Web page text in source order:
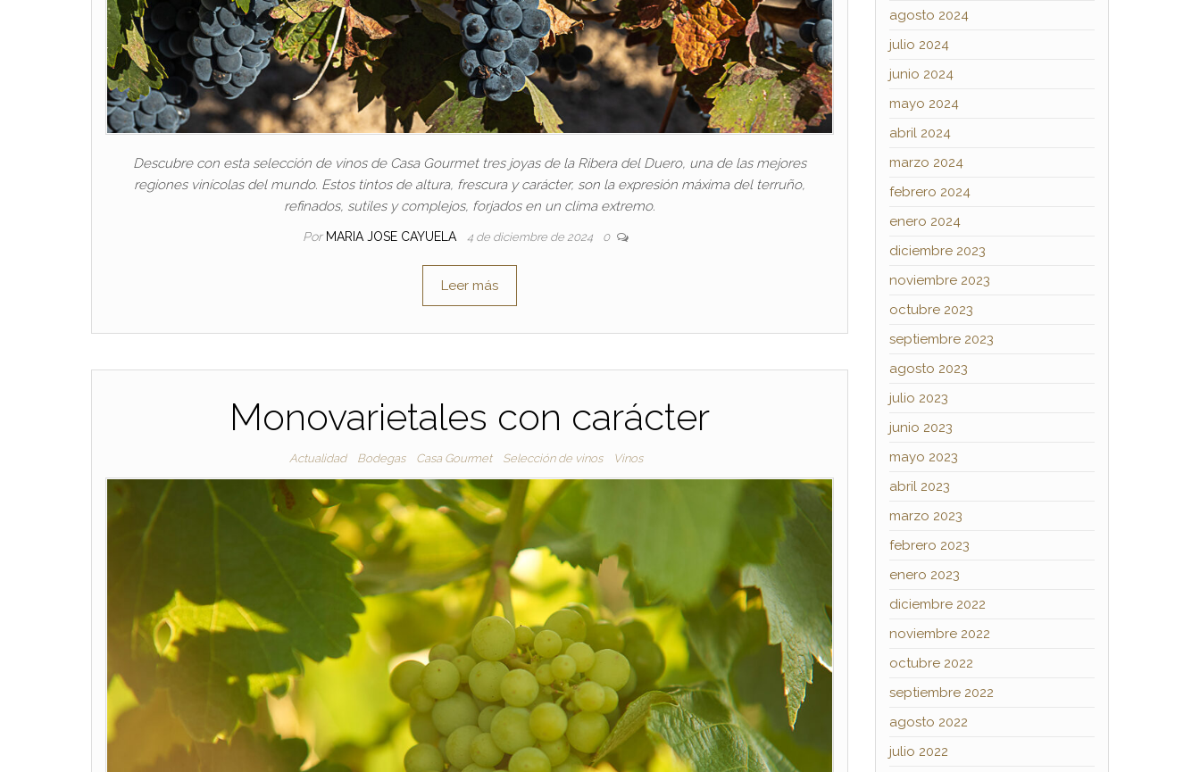
Descubre con esta selección de vinos de Casa Gourmet tres joyas de la Ribera del Duero, una de las mejores
regiones vinícolas del mundo. Estos tintos de altura, frescura y carácter, son la expresión máxima del terruño,
refinados, sutiles y complejos, forjados en un clima extremo.
Por MARIA JOSE CAYUELA 4 de diciembre de 2024 0
Leer más
Monovarietales con carácter
Actualidad Bodegas Casa Gourmet Selección de vinos Vinos
agosto 2024
julio 2024
junio 2024
mayo 2024
abril 2024
marzo 2024
febrero 2024
enero 2024
diciembre 2023
noviembre 2023
octubre 2023
septiembre 2023
agosto 2023
julio 2023
junio 2023
mayo 2023
abril 2023
marzo 2023
febrero 2023
enero 2023
diciembre 2022
noviembre 2022
octubre 2022
septiembre 2022
agosto 2022
julio 2022